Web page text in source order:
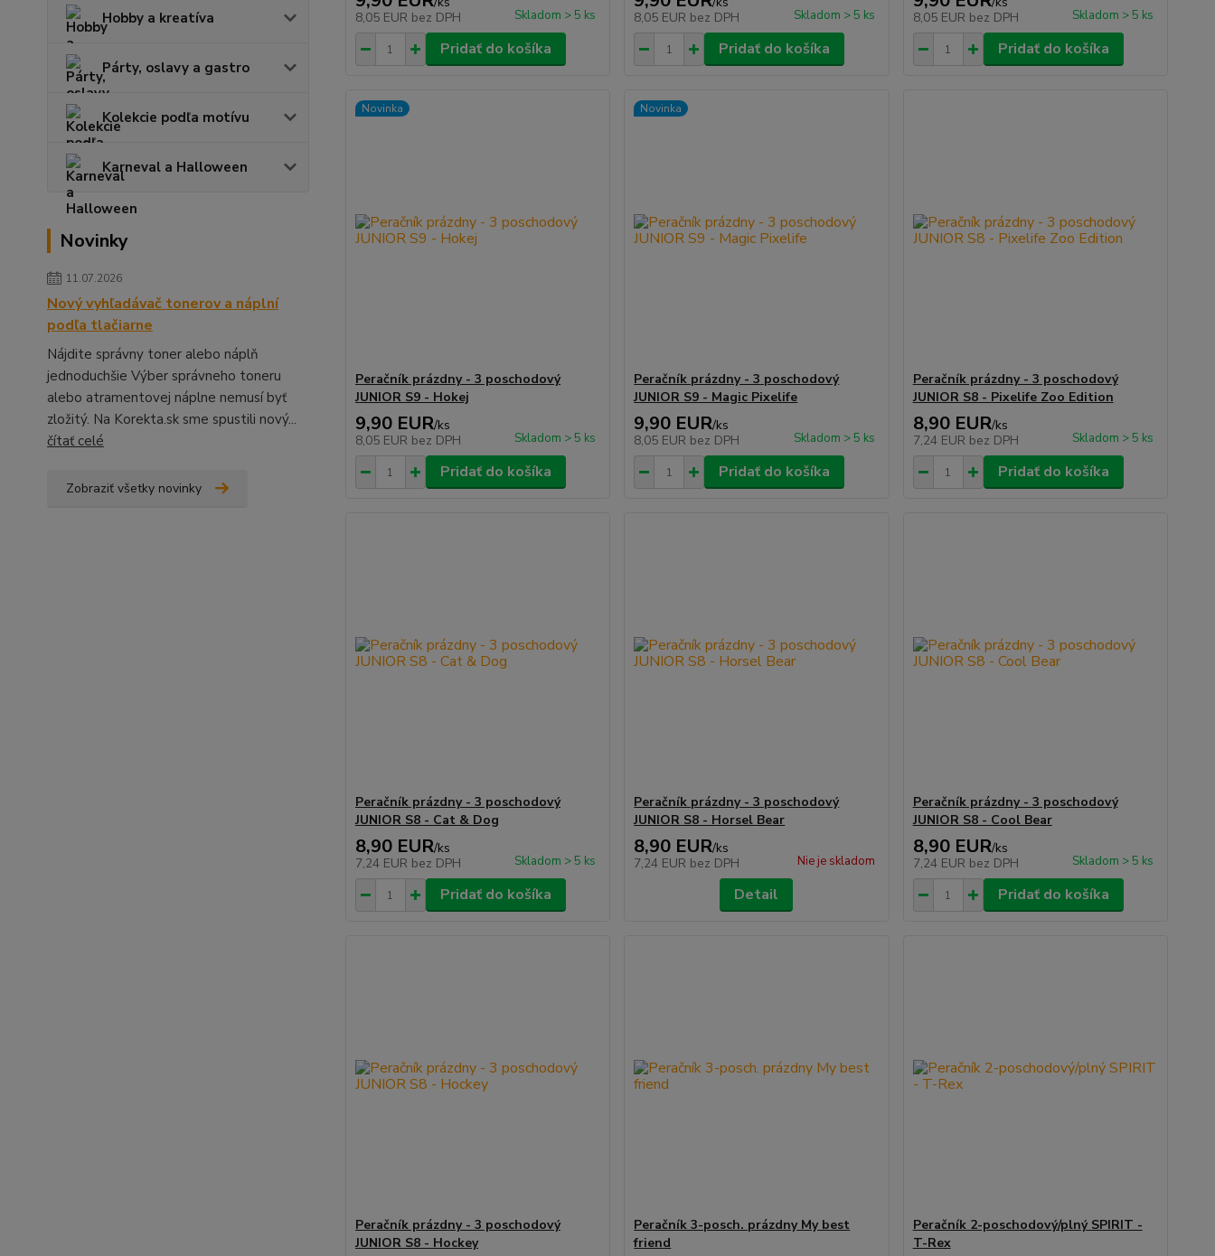
Hobby a kreatíva
Párty, oslavy a gastro
Kolekcie podľa motívu
Karneval a Halloween
Novinky
11.07.2026
Nový vyhľadávač tonerov a náplní
podľa tlačiarne
Nájdite správny toner alebo náplň
jednoduchšie Výber správneho toneru
alebo atramentovej náplne nemusí byť
zložitý. Na Korekta.sk sme spustili nový...
čítať celé
Zobraziť všetky novinky
8,05 EUR bez DPH Skladom > 5 ks
Pridať do košíka
8,05 EUR bez DPH Skladom > 5 ks
Pridať do košíka
8,05 EUR bez DPH Skladom > 5 ks
Pridať do košíka
Novinka
Peračník prázdny - 3 poschodový
JUNIOR S9 - Hokej
9,90 EUR/ks
8,05 EUR bez DPH Skladom > 5 ks
Pridať do košíka
Novinka
Peračník prázdny - 3 poschodový
JUNIOR S9 - Magic Pixelife
9,90 EUR/ks
8,05 EUR bez DPH Skladom > 5 ks
Pridať do košíka
Peračník prázdny - 3 poschodový
JUNIOR S8 - Pixelife Zoo Edition
8,90 EUR/ks
7,24 EUR bez DPH Skladom > 5 ks
Pridať do košíka
Peračník prázdny - 3 poschodový
JUNIOR S8 - Cat & Dog
8,90 EUR/ks
7,24 EUR bez DPH Skladom > 5 ks
Pridať do košíka
Peračník prázdny - 3 poschodový
JUNIOR S8 - Horsel Bear
8,90 EUR/ks
7,24 EUR bez DPH Nie je skladom
Detail
Peračník prázdny - 3 poschodový
JUNIOR S8 - Cool Bear
8,90 EUR/ks
7,24 EUR bez DPH Skladom > 5 ks
Pridať do košíka
Peračník prázdny - 3 poschodový
JUNIOR S8 - Hockey
Peračník 3-posch. prázdny My best
friend
Peračník 2-poschodový/plný SPIRIT -
T-Rex